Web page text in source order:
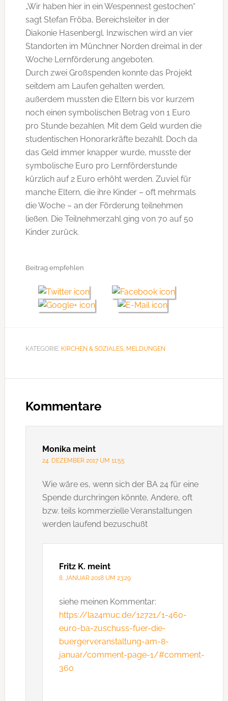
„Wir haben hier in ein Wespennest gestochen“
sagt Stefan Fröba, Bereichsleiter in der
Diakonie Hasenbergl. Inzwischen wird an vier
Standorten im Münchner Norden dreimal in der
Woche Lernförderung angeboten.
Durch zwei Großspenden konnte das Projekt
seitdem am Laufen gehalten werden,
außerdem mussten die Eltern bis vor kurzem
noch einen symbolischen Betrag von 1 Euro
pro Stunde bezahlen. Mit dem Geld wurden die
studentischen Honorarkräfte bezahlt. Doch da
das Geld immer knapper wurde, musste der
symbolische Euro pro Lernförderstunde
kürzlich auf 2 Euro erhöht werden. Zuviel für
manche Eltern, die ihre Kinder – oft mehrmals
die Woche – an der Förderung teilnehmen
ließen. Die Teilnehmerzahl ging von 70 auf 50
Kinder zurück.
Beitrag empfehlen
KATEGORIE: KIRCHEN & SOZIALES, MELDUNGEN
Interaktionen
Kommentare
Monika meint
24. DEZEMBER 2017 UM 11:55
Wie wäre es, wenn sich der BA 24 für eine
Spende durchringen könnte, Andere, oft
bzw. teils kommerzielle Veranstaltungen
werden laufend bezuschußt
Fritz K. meint
8. JANUAR 2018 UM 23:29
siehe meinen Kommentar:
https://la24muc.de/12721/1-460-
euro-ba-zuschuss-fuer-die-
buergerveranstaltung-am-8-
januar/comment-page-1/#comment-
360